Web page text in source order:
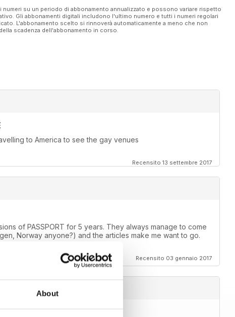
About
su un periodo di abbonamento annualizzato e possono variare rispetto
Gli abbonamenti digitali includono l'ultimo numero e tutti i numeri regolari
L'abbonamento scelto si rinnoverà automaticamente a meno che non
scadenza dell'abbonamento in corso.
to America to see the gay venues
Recensito 13 settembre 2017
of PASSPORT for 5 years. They always manage to come
Norway anyone?) and the articles make me want to go.
Recensito 03 gennaio 2017